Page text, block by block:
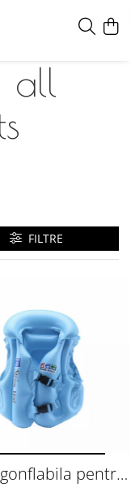
all
FILTRE
pentru